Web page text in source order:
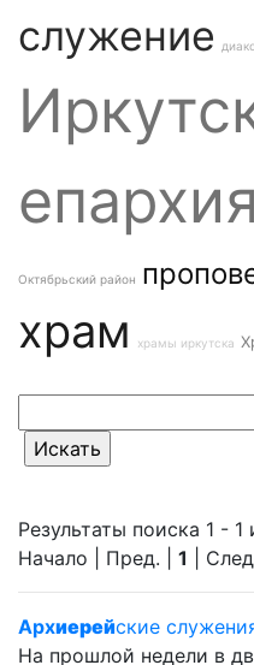
служение
епархия
Октябрьский район
храм храмы иркутска
Результаты поиска 1 - 1
Начало | Пред. | 1 |
Архиерейские
На прошлой недели в